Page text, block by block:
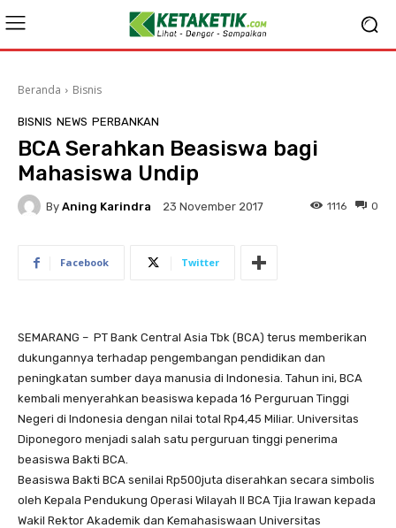
Beranda Bisnis
BISNIS NEWS PERBANKAN
BCA Serahkan Beasiswa bagi
Mahasiswa Undip
By Aning Karindra 23 November 2017 0
1116
Facebook Twitter
SEMARANG – PT Bank Central Asia Tbk (BCA) terus memberikan
dukungannya terhadap pengembangan pendidikan dan
peningkatan sumber daya manusia di Indonesia. Tahun ini, BCA
kembali menyerahkan beasiswa kepada 16 Perguruan Tinggi
Negeri di Indonesia dengan nilai total Rp4,45 Miliar. Universitas
Diponegoro menjadi salah satu perguruan tinggi penerima
beasiswa Bakti BCA.
Beasiswa Bakti BCA senilai Rp500juta diserahkan secara simbolis
oleh Kepala Pendukung Operasi Wilayah II BCA Tjia Irawan kepada
Wakil Rektor Akademik dan Kemahasiswaan Universitas